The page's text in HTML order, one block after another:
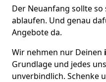
Der Neuanfang sollte
ablaufen. Und genau
Angebote da.
Wir nehmen nur Deinen
Grundlage und jedes
unverbindlich. Schenke